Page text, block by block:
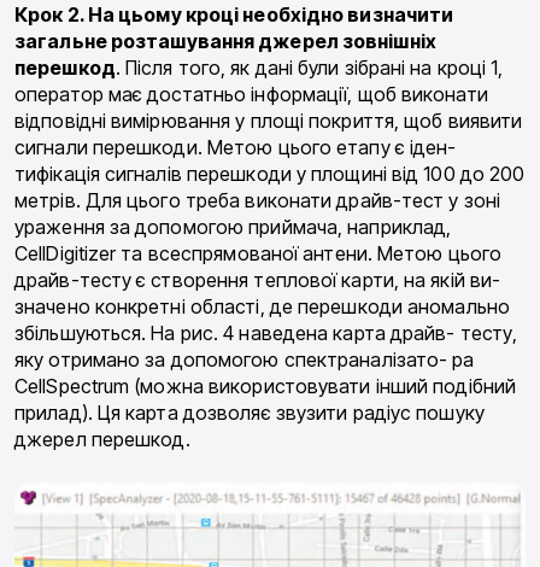
Крок 2. На цьому кроці необхідно визначити
загальне розташування джерел зовнішніх
перешкод. Після того, як дані були зібрані на кроці 1,
оператор має достатньо інформації, щоб виконати
відповідні вимірювання у площі покриття, щоб вия­вити
сигнали перешкоди. Метою цього етапу є іден­
тифікація сигналів перешкоди у площині від 100 до 200
метрів. Для цього треба виконати драйв-тест у зоні
ураження за допомогою приймача, наприклад,
CellDigitizer та всеспрямованої антени. Метою цього
драйв-тесту є створення теплової карти, на якій ви­
значено конкретні області, де перешкоди аномаль­но
збільшуються. На рис. 4 наведена карта драйв- тесту,
яку отримано за допомогою спектраналізато- ра
CellSpectrum (можна використовувати інший подібний
прилад). Ця карта дозволяє звузити радіус пошуку
джерел перешкод.